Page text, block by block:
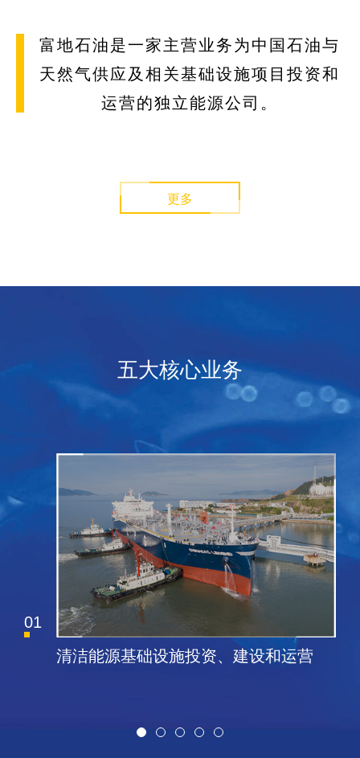
富地石油是一家主营业务为中国石油与
天然气供应及相关基础设施项目投资和
运营的独立能源公司。
更多
五大核心业务
01
清洁能源基础设施投资、建设和运营